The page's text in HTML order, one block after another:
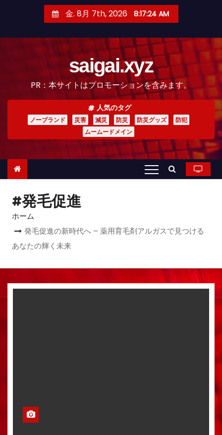
金. 8月 7th, 2026 8:17:25 AM
saigai.xyz
PR：本サイトはプロモーションを含みます。
人気のタグ
ノーブランド 災害 減災 防災 防災グッズ
防犯
ムームードメイン
#発毛促進
ホーム
発毛促進の新時代へ – 薬用育毛剤アルガスで見つける
あなたの輝く未来